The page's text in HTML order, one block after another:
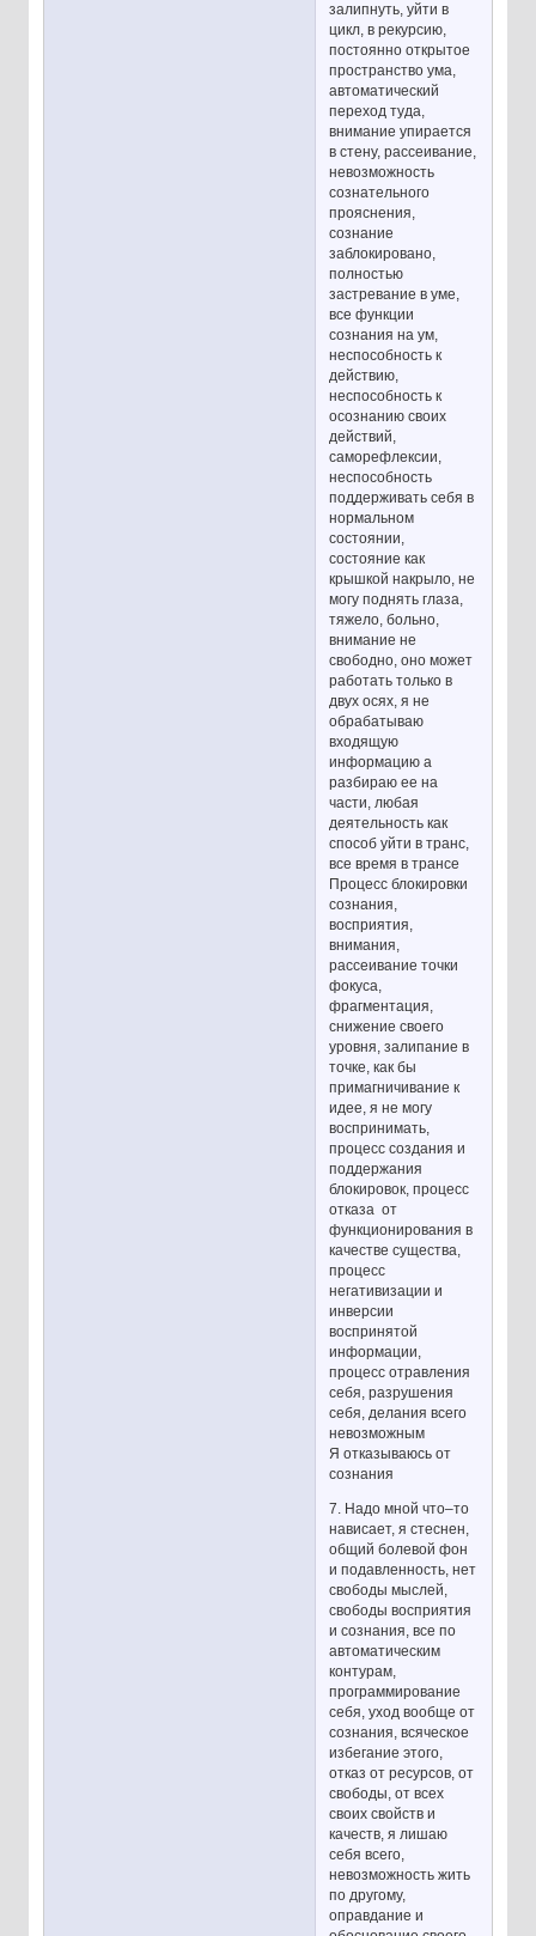
залипнуть, уйти в
цикл, в рекурсию,
постоянно открытое
пространство ума,
автоматический
переход туда,
внимание упирается
в стену, рассеивание,
невозможность
сознательного
прояснения,
сознание
заблокировано,
полностью
застревание в уме,
все функции
сознания на ум,
неспособность к
действию,
неспособность к
осознанию своих
действий,
саморефлексии,
неспособность
поддерживать себя в
нормальном
состоянии,
состояние как
крышкой накрыло, не
могу поднять глаза,
тяжело, больно,
внимание не
свободно, оно может
работать только в
двух осях, я не
обрабатываю
входящую
информацию а
разбираю ее на
части, любая
деятельность как
способ уйти в транс,
все время в трансе
Процесс блокировки
сознания,
восприятия,
внимания,
рассеивание точки
фокуса,
фрагментация,
снижение своего
уровня, залипание в
точке, как бы
примагничивание к
идее, я не могу
воспринимать,
процесс создания и
поддержания
блокировок, процесс
отказа от
функционирования в
качестве существа,
процесс
негативизации и
инверсии
воспринятой
информации,
процесс отравления
себя, разрушения
себя, делания всего
невозможным
Я отказываюсь от
сознания
7. Надо мной что–то
нависает, я стеснен,
общий болевой фон
и подавленность, нет
свободы мыслей,
свободы восприятия
и сознания, все по
автоматическим
контурам,
программирование
себя, уход вообще от
сознания, всяческое
избегание этого,
отказ от ресурсов, от
свободы, от всех
своих свойств и
качеств, я лишаю
себя всего,
невозможность жить
по другому,
оправдание и